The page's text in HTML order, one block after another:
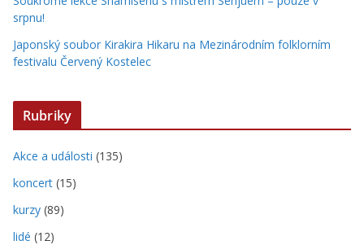
srpnu!
Japonský soubor Kirakira Hikaru na Mezinárodním folklorním
festivalu Červený Kostelec
Rubriky
Akce a události (135)
koncert (15)
kurzy (89)
lidé (12)